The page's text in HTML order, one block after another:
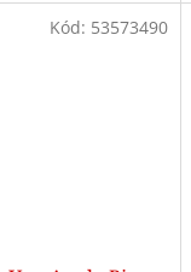
Kód: 53573490